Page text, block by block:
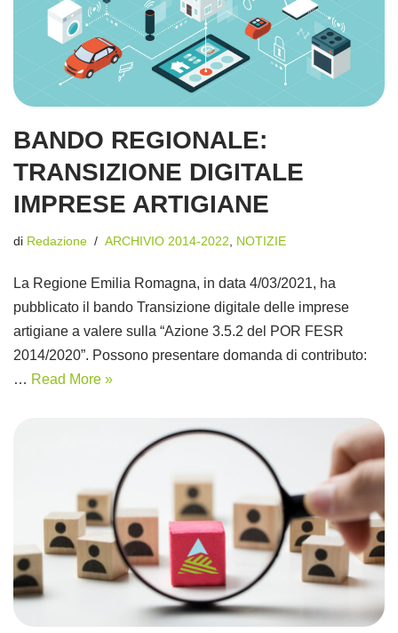
BANDO REGIONALE:
TRANSIZIONE DIGITALE
IMPRESE ARTIGIANE
di Redazione ARCHIVIO 2014-2022 NOTIZIE
La Regione Emilia Romagna, in data 4/03/2021, ha
pubblicato il bando Transizione digitale delle imprese
artigiane a valere sulla “Azione 3.5.2 del POR FESR
2014/2020”. Possono presentare domanda di contributo:
… Read More »